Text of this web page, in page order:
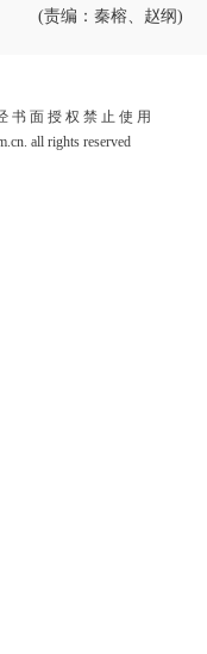
(责编：秦榕、赵纲)
书 面 授 权 禁 止 使 用
all rights reserved